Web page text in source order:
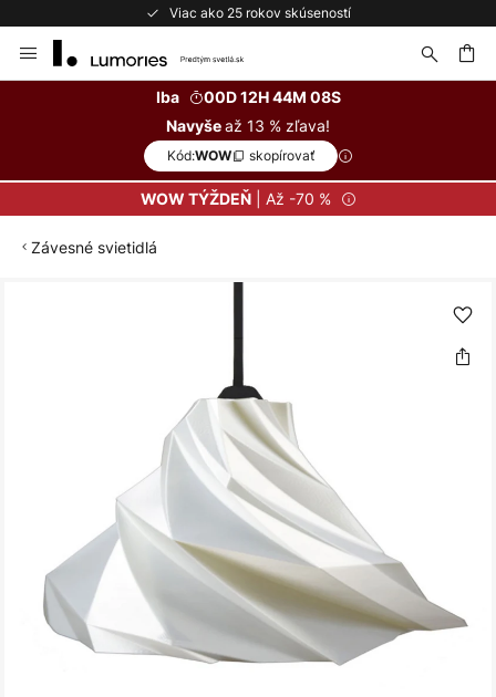
Viac ako 25 rokov skúseností
to
Iba
00D 12H 44M 08S
Navyšeaž 13 % zľava!
Kód:WOW skopírovať
WOW TÝŽDEŇ| Až -70 %
Závesné svietidlá